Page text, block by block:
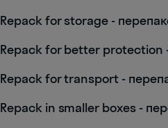
Repack for storage -
Repack for better protection
Repack for transport -
Repack in smaller boxes -